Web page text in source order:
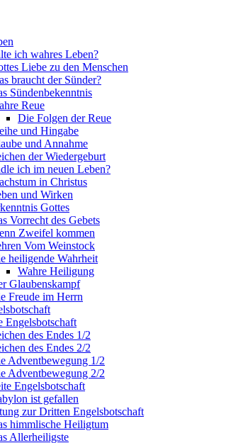
ich wahres Leben?
Liebe zu den Menschen
braucht der Sünder?
Sündenbekenntnis
Reue
Die Folgen der Reue
und Hingabe
und Annahme
der Wiedergeburt
ich im neuen Leben?
in Christus
und Wirken
Gottes
Vorrecht des Gebets
Zweifel kommen
Vom Weinstock
heiligende Wahrheit
Wahre Heiligung
Glaubenskampf
Freude im Herrn
Engelsbotschaft
des Endes 1/2
des Endes 2/2
Adventbewegung 1/2
Adventbewegung 2/2
Engelsbotschaft
ist gefallen
zur Dritten Engelsbotschaft
himmlische Heiligtum
Allerheiligste